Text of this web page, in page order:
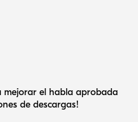
mejorar el habla aprobada
de descargas!